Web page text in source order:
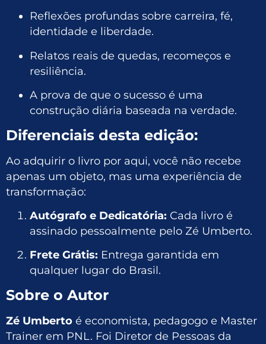
Reflexões profundas sobre carreira, fé,
identidade e liberdade.
Relatos reais de quedas, recomeços e
resiliência.
A prova de que o sucesso é uma
construção diária baseada na verdade.
Diferenciais desta edição:
Ao adquirir o livro por aqui, você não recebe
apenas um objeto, mas uma experiência de
transformação:
Autógrafo e Dedicatória: Cada livro é
assinado pessoalmente pelo Zé Umberto.
Frete Grátis: Entrega garantida em
qualquer lugar do Brasil.
Sobre o Autor
Zé Umberto é economista, pedagogo e Master
Trainer em PNL. Foi Diretor de Pessoas da